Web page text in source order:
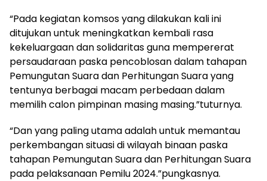
“Pada kegiatan komsos yang dilakukan kali ini
ditujukan untuk meningkatkan kembali rasa
kekeluargaan dan solidaritas guna mempererat
persaudaraan paska pencoblosan dalam tahapan
Pemungutan Suara dan Perhitungan Suara yang
tentunya berbagai macam perbedaan dalam
memilih calon pimpinan masing masing.”tuturnya.
“Dan yang paling utama adalah untuk memantau
perkembangan situasi di wilayah binaan paska
tahapan Pemungutan Suara dan Perhitungan Suara
pada pelaksanaan Pemilu 2024.”pungkasnya.